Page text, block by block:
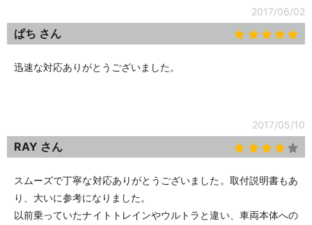
2017/06/02
ぱち さん
迅速な対応ありがとうございました。
2017/05/10
RAY さん
スムーズで丁寧な対応ありがとうございました。取付説明書もあ
り、大いに参考になりました。
以前乗っていたナイトトレインやウルトラと違い、車両本体への